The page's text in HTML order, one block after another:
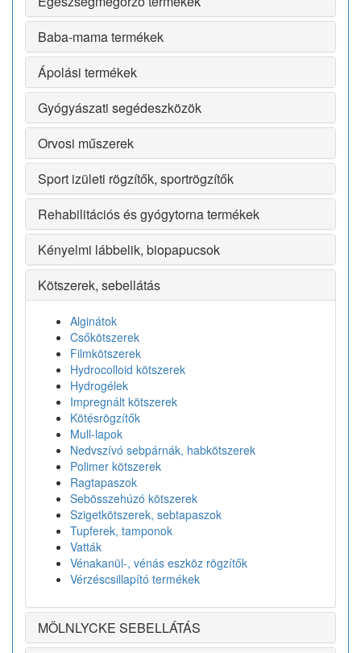
Baba-mama termékek
Ápolási termékek
Gyógyászati segédeszközök
Orvosi műszerek
Sport izületi rögzítők, sportrögzítők
Rehabilitációs és gyógytorna termékek
Kényelmi lábbelik, biopapucsok
Kötszerek, sebellátás
Alginátok
Csőkötszerek
Filmkötszerek
Hydrocolloid kötszerek
Hydrogélek
Impregnált kötszerek
Kötésrögzítők
Mull-lapok
Nedvszívó sebpárnák, habkötszerek
Polimer kötszerek
Ragtapaszok
Sebösszehúzó kötszerek
Szigetkötszerek, sebtapaszok
Tupferek, tamponok
Vatták
Vénakanül-, vénás eszköz rögzítők
Vérzéscsillapító termékek
MÖLNLYCKE SEBELLÁTÁS